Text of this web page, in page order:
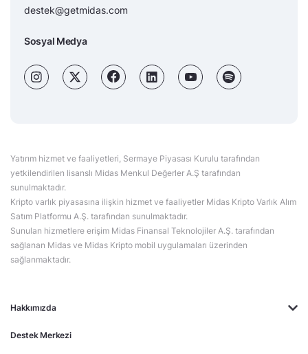
Hakkımızda
Destek Merkezi
destek@getmidas.com
Sosyal Medya
Yatırım hizmet ve faaliyetleri, Sermaye Piyasası Kurulu tarafından
yetkilendirilen lisanslı Midas Menkul Değerler A.Ş tarafından
sunulmaktadır.
Kripto varlık piyasasına ilişkin hizmet ve faaliyetler Midas Kripto Varlık Alım
Satım Platformu A.Ş. tarafından sunulmaktadır.
Sunulan hizmetlere erişim Midas Finansal Teknolojiler A.Ş. tarafından
sağlanan Midas ve Midas Kripto mobil uygulamaları üzerinden
sağlanmaktadır.